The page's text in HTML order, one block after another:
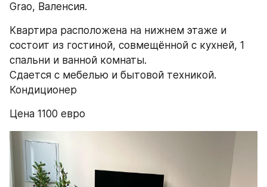
Grao, Валенсия.
Квартира расположена на нижнем этаже и
состоит из гостиной, совмещённой с кухней, 1
спальни и ванной комнаты.
Сдается с мебелью и бытовой техникой.
Кондиционер
Цена 1100 евро